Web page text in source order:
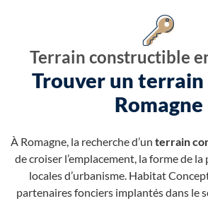
Terrain constructible
Trouver un terrain
Romagne
À Romagne, la recherche d’un terrain
de croiser l’emplacement, la forme de la
locales d’urbanisme. Habitat
partenaires fonciers implantés dans le